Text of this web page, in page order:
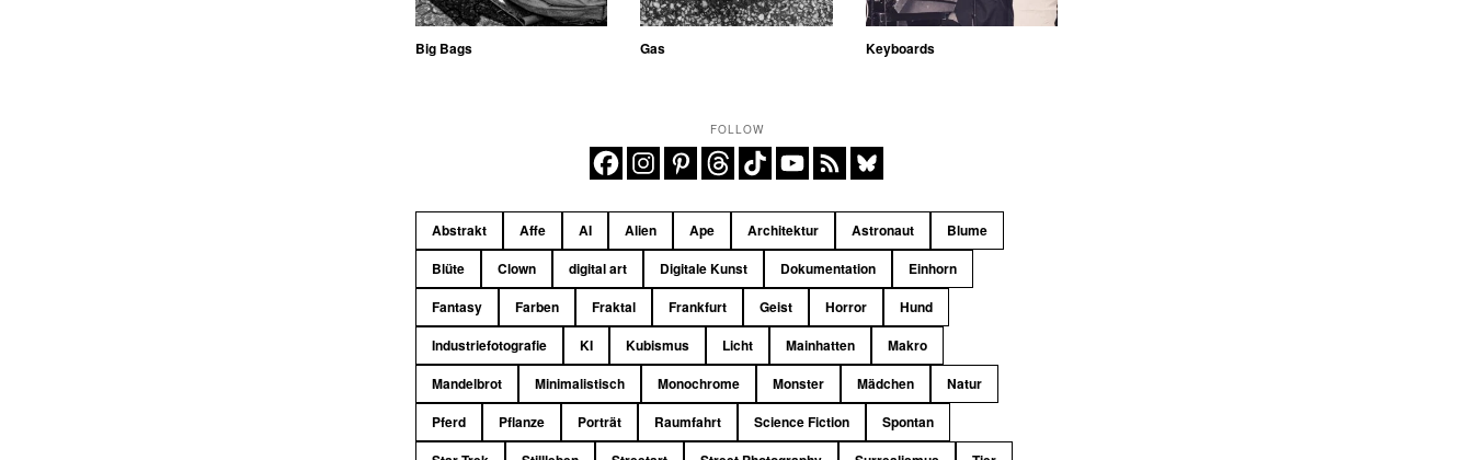
Big Bags Gas Keyboards
FOLLOW
Abstrakt Affe AI Alien Ape Architektur Astronaut
Blume
Blüte
Clown digital art Digitale Kunst Dokumentation
Einhorn
Fantasy
Farben Fraktal Frankfurt Geist Horror
Hund
Industriefotografie
KI Kubismus Licht Mainhatten
Makro
Mandelbrot
Minimalistisch Monochrome Monster Mädchen
Natur
Pferd
Pflanze Porträt Raumfahrt Science Fiction
Spontan